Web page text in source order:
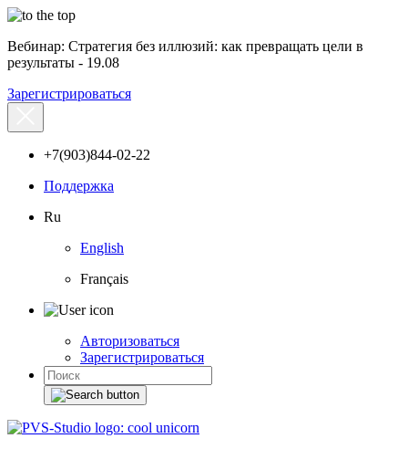
Вебинар: Стратегия без иллюзий: как превращать цели в
результаты - 19.08
Зарегистрироваться
+7(903)844-02-22
Поддержка
Ru
English
Français
Авторизоваться
Зарегистрироваться